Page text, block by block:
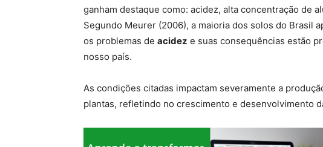
ganham destaque como: acidez, alta concentração de
Segundo Meurer (2006), a maioria dos solos do Brasil
os problemas de acidez e suas consequências estão
nosso país.
As condições citadas impactam severamente a
plantas, refletindo no crescimento e desenvolvimento